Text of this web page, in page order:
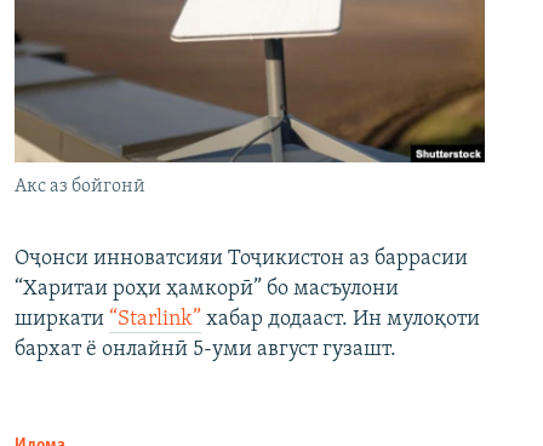
Акс аз бойгонӣ
Оҷонси инноватсияи Тоҷикистон аз баррасии
“Харитаи роҳи ҳамкорӣ” бо масъулони
ширкати “Starlink” хабар додааст. Ин мулоқоти
бархат ё онлайнӣ 5-уми август гузашт.